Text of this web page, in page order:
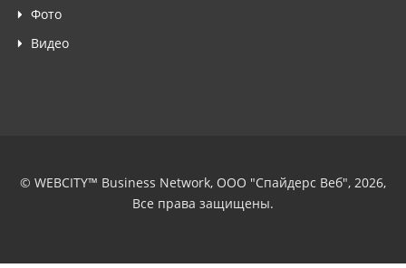
Фото
Видео
© WEBCITY™ Business Network, ООО "Спайдерс Веб", 2026,
Все права защищены.